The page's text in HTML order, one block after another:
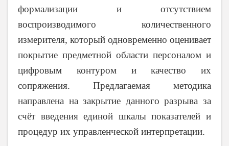
формализации и отсутствием
воспроизводимого количественного
измерителя, который одновременно оценивает
покрытие предметной области персоналом и
цифровым контуром и качество их
сопряжения. Предлагаемая методика
направлена на закрытие данного разрыва за
счёт введения единой шкалы показателей и
процедур их управленческой интерпретации.